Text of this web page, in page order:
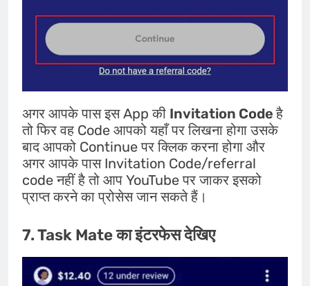
अगर आपके पास इस App की Invitation Codeहै
तो फिर वह Code आपको यहाँ पर लिखना होगा उसके
बाद आपको Continue पर क्लिक करना होगा और
अगर आपके पास Invitation Code/referral
code नहीं है तो आप YouTube पर जाकर इसको
प्राप्त करने का प्रोसेस जान सकते हैं।
7. Task Mate का इंटरफेस देखिए